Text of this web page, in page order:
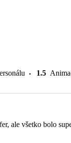
1.5
ale všetko bolo